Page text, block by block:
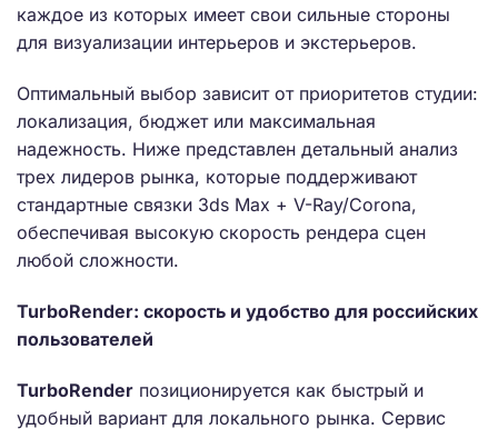
каждое из которых имеет свои сильные стороны
для визуализации интерьеров и экстерьеров.
Оптимальный выбор зависит от приоритетов студии:
локализация, бюджет или максимальная
надежность. Ниже представлен детальный анализ
трех лидеров рынка, которые поддерживают
стандартные связки 3ds Max + V-Ray/Corona,
обеспечивая высокую скорость рендера сцен
любой сложности.
TurboRender: скорость и удобство для российских
пользователей
TurboRender позиционируется как быстрый и
удобный вариант для локального рынка. Сервис